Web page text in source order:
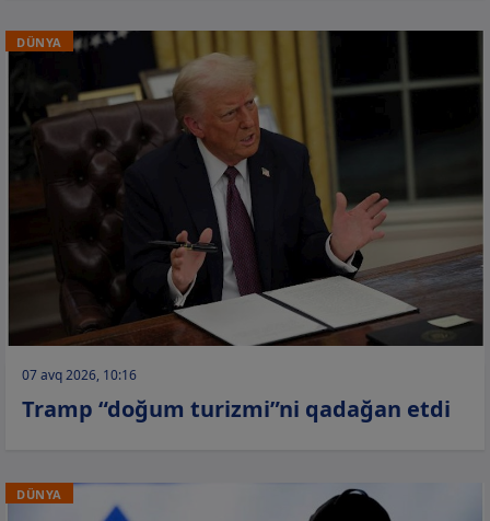
DÜNYA
07 avq 2026, 10:16
Tramp “doğum turizmi”ni qadağan etdi
DÜNYA